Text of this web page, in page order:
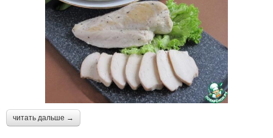
читать дальше →